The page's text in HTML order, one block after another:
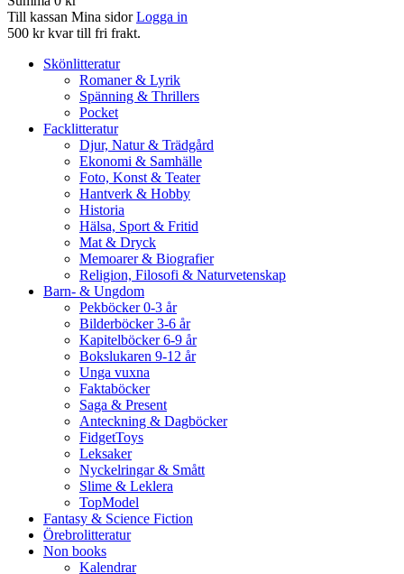
Till kassan Mina sidor Logga in
500 kr kvar till fri frakt.
Skönlitteratur
Romaner & Lyrik
Spänning & Thrillers
Pocket
Facklitteratur
Djur, Natur & Trädgård
Ekonomi & Samhälle
Foto, Konst & Teater
Hantverk & Hobby
Historia
Hälsa, Sport & Fritid
Mat & Dryck
Memoarer & Biografier
Religion, Filosofi & Naturvetenskap
Barn- & Ungdom
Pekböcker 0-3 år
Bilderböcker 3-6 år
Kapitelböcker 6-9 år
Bokslukaren 9-12 år
Unga vuxna
Faktaböcker
Saga & Present
Anteckning & Dagböcker
FidgetToys
Leksaker
Nyckelringar & Smått
Slime & Leklera
TopModel
Fantasy & Science Fiction
Örebrolitteratur
Non books
Kalendrar